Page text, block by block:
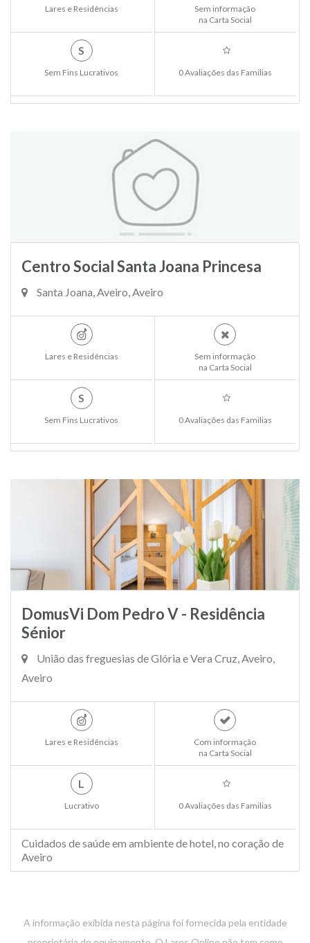
Lares e Residências
Sem informação
na Carta Social
S
Sem Fins Lucrativos 0 Avaliações das Familias
Centro Social Santa Joana Princesa
Santa Joana, Aveiro, Aveiro
Lares e Residências
Sem informação
na Carta Social
S
Sem Fins Lucrativos 0 Avaliações das Familias
DomusVi Dom Pedro V - Residência
Sénior
União das freguesias de Glória e Vera Cruz, Aveiro,
Aveiro
Lares e Residências
Com informação
na Carta Social
L
Lucrativo 0 Avaliações das Familias
Cuidados de saúde em ambiente de hotel, no coração de
Aveiro
A informação exibida nesta página foi fornecida pela entidade